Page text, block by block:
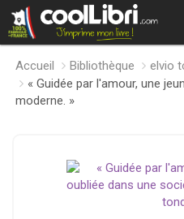
Accueil Bibliothèque
elvio
« Guidée par l'amour, une
moderne. »